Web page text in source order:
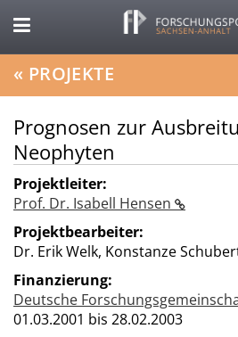
« PROJEKTE
Prognosen zur
Neophyten
Projektleiter:
Prof. Dr. Isabell Hensen
Projektbearbeiter:
Dr. Erik Welk, Konstanze
Finanzierung:
Deutsche
01.03.2001 bis 28.02.2003